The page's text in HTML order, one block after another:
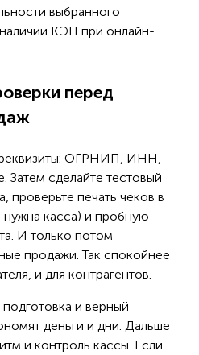
выбранного
КЭП при онлайн-
перед
реквизиты: ОГРНИП, ИНН,
Затем сделайте тестовый
проверьте печать чеков в
касса) и пробную
И только потом
продажи. Так спокойнее
и для контрагентов.
и верный
деньги и дни. Дальше
и контроль кассы. Если